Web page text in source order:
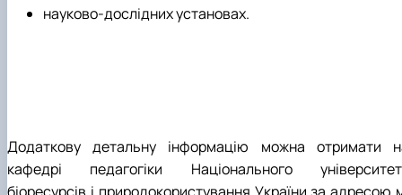
науково-дослідних установах.
Додаткову детальну інформацію можна отримати
кафедрі педагогіки Національного